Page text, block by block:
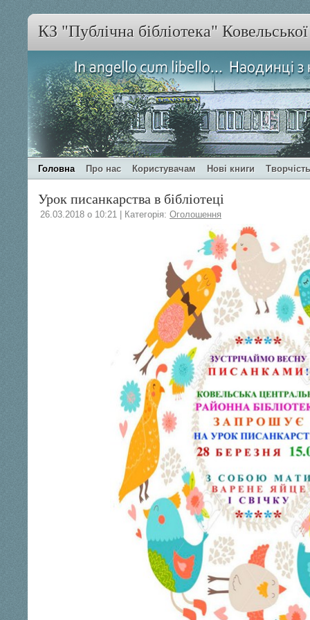
КЗ "Публічна бібліотека"
Головна Про нас Користувачам Нові книги
Урок писанкарства в бібліотеці
26.03.2018 о 10:21 | Категорія: Оголошення